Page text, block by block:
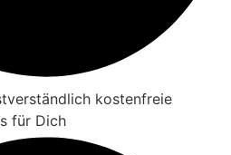
kostenfreie
für Dich